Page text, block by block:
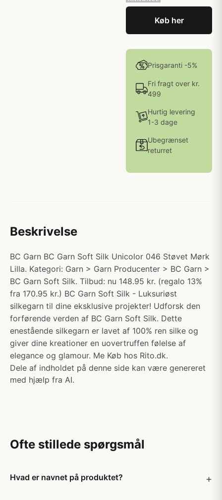
Køb her
Prisgaranti -5%
Fri fragt over kr.
499
Hurtig levering
1-3 dage
Ubegrænset
returret
Beskrivelse
BC Garn BC Garn Soft Silk Unicolor 046 Støvet Mørk
Lilla. Kategori: Garn > Garn Producenter > BC Garn >
BC Garn Soft Silk. Tilbud: nu 148.95 kr. (regalo 13%
fra 170.95 kr.) BC Garn Soft Silk - Luksuriøst
silkegarn til dine eksklusive projekter! Udforsk den
forførende verden af BC Garn Soft Silk. Dette
enestående silkegarn er lavet af 100% ren silke og
giver dine kreationer en uovertruffen følelse af
elegance og glamour. Me Køb hos Rito.dk.
Dele af indholdet på denne side kan være genereret
med hjælp fra AI.
Ofte stillede spørgsmål
Hvad er navnet på produktet?